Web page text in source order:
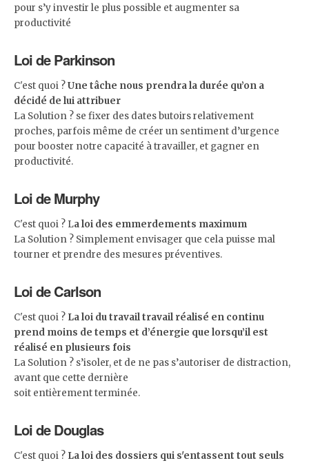
pour s’y investir le plus possible et augmenter sa
productivité
Loi de Parkinson
C'est quoi ?Une tâche nous prendra la durée qu’on a
décidé de lui attribuer
La Solution ? se fixer des dates butoirs relativement
proches, parfois même de créer un sentiment d’urgence
pour booster notre capacité à travailler, et gagner en
productivité.
Loi de Murphy
C'est quoi ? La loi des emmerdements maximum
La Solution ? Simplement envisager que cela puisse mal
tourner et prendre des mesures préventives.
Loi de Carlson
C'est quoi ? La loi du travail travail réalisé en continu
prend moins de temps et d’énergie que lorsqu’il est
réalisé en plusieurs fois
La Solution ? s’isoler, et de ne pas s’autoriser de distraction,
avant que cette dernière
soit entièrement terminée.
Loi de Douglas
C'est quoi ? La loi des dossiers qui s'entassent tout seuls